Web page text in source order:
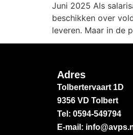
Juni 2025 Als
beschikken over
leveren. Maar in de
Adres
Tolbertervaart 1D
9356 VD Tolbert
Tel: 0594-549794
E-mail: